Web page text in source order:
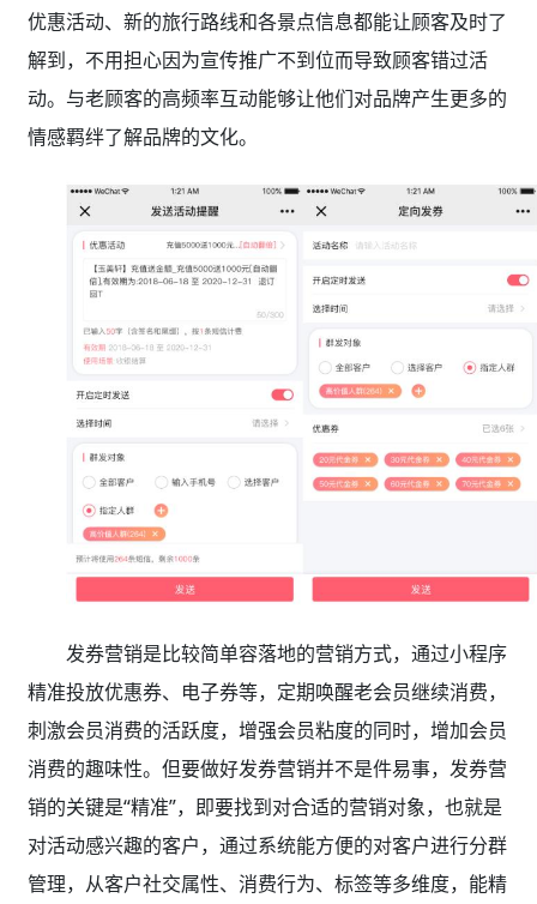
优惠活动、新的旅行路线和各景点信息都能让顾客及时了
解到，不用担心因为宣传推广不到位而导致顾客错过活
动。与老顾客的高频率互动能够让他们对品牌产生更多的
情感羁绊了解品牌的文化。
发券营销是比较简单容落地的营销方式，通过小程序
精准投放优惠券、电子券等，定期唤醒老会员继续消费，
刺激会员消费的活跃度，增强会员粘度的同时，增加会员
消费的趣味性。但要做好发券营销并不是件易事，发券营
销的关键是“精准”，即要找到对合适的营销对象，也就是
对活动感兴趣的客户，通过系统能方便的对客户进行分群
管理，从客户社交属性、消费行为、标签等多维度，能精